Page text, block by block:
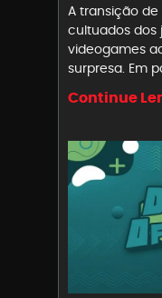
A transição
cultuados dos
videogames
surpresa. Em
Continue